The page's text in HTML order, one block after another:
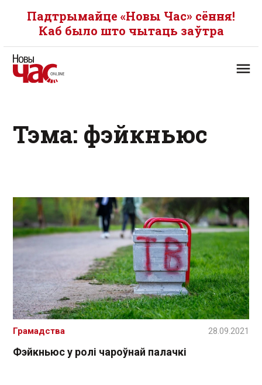
Падтрымайце «Новы Час» сёння!
Каб было што чытаць заўтра
Тэма: фэйкньюс
Фэйкньюс у ролі чароўнай палачкі
Грамадства 28.09.2021